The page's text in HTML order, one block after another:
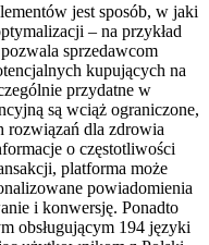
jest sposób, w jaki
– na przykład
sprzedawcom
kupujących na
przydatne w
są wciąż ograniczone,
rozwiązań dla zdrowia
o częstotliwości
platforma może
powiadomienia
i konwersję. Ponadto
obsługującym 194 języki